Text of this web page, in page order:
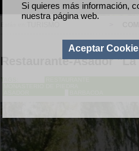
Si quieres más información,
nuestra página web.
Aceptar
Restaurante-Asador
TAGS: